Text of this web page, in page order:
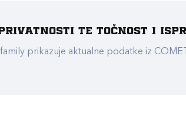
te točnost i
prikazuje aktualne podatke iz